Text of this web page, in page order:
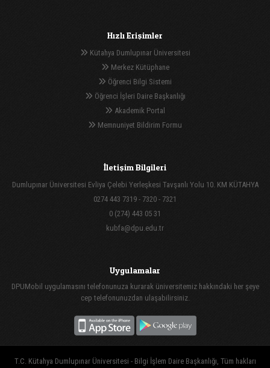
Hızlı Erişimler
Kütahya Dumlupınar Üniversitesi
Merkez Kütüphane
Öğrenci Bilgi Sistemi
Öğrenci İşleri Daire Başkanlığı
Akademik Portal
Memnuniyet Bildirim Formu
İletişim Bilgileri
Dumlupınar Üniversitesi Evliya Çelebi Yerleşkesi Tavşanlı Yolu 10. KM KÜTAHYA
0274 443 7319 - 7320 - 7321
0 (274) 443 05 31
kubfa@dpu.edu.tr
Uygulamalar
DPUMobil uygulamasını telefonunuza kurarak üniversitemiz hakkındaki her şeye
cep telefonunuzdan ulaşabilirsiniz.
T.C. Kütahya Dumlupınar Üniversitesi - Bilgi İşlem Daire Başkanlığı, Tüm hakları